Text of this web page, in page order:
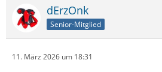
dErzOnk
Senior-Mitglied
11. März 2026 um 18:31